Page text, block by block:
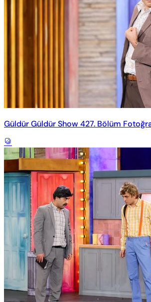
Güldür Güldür Show 427. Bölüm